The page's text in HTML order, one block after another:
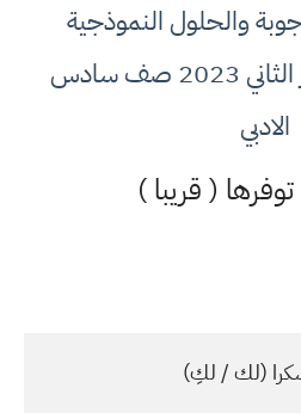
والحلول النموذجية
اسئلة اقتصاد الدور الثاني 2023 صف سادس
الادبي
( قريبا )
(لك / لكِ)